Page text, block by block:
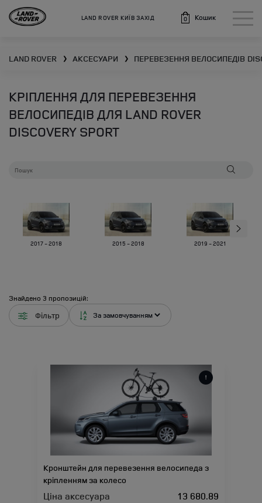
LAND ROVER КИЇВ ЗАХІД 0 Кошик
LAND ROVER ❯ АКСЕСУАРИ ❯ ПЕРЕВЕЗЕННЯ ВЕЛОСИПЕДІВ
КРІПЛЕННЯ ДЛЯ ПЕРЕВЕЗЕННЯ
ВЕЛОСИПЕДІВ ДЛЯ LAND ROVER
DISCOVERY SPORT
2017 - 2018 2015 - 2018 2019 - 2021
Знайдено 3 пропозицій:
Фільтр
Кронштейн для перевезення велосипеда з
кріпленням за колесо
Ціна аксесуара 13 680.89